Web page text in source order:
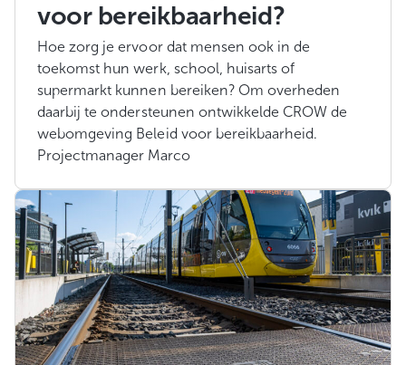
voor bereikbaarheid?
Hoe zorg je ervoor dat mensen ook in de
toekomst hun werk, school, huisarts of
supermarkt kunnen bereiken? Om overheden
daarbij te ondersteunen ontwikkelde CROW de
webomgeving Beleid voor bereikbaarheid.
Projectmanager Marco